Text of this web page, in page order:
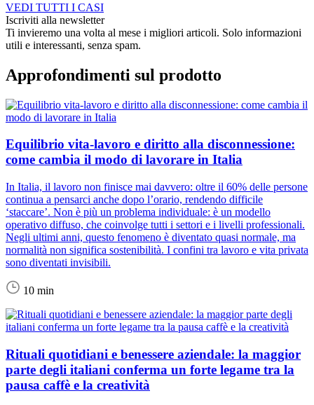
VEDI TUTTI I CASI
Iscriviti alla newsletter
Ti invieremo una volta al mese i migliori articoli. Solo informazioni
utili e interessanti, senza spam.
Approfondimenti sul prodotto
Equilibrio vita-lavoro e diritto alla disconnessione:
come cambia il modo di lavorare in Italia
In Italia, il lavoro non finisce mai davvero: oltre il 60% delle persone
continua a pensarci anche dopo l’orario, rendendo difficile
‘staccare’. Non è più un problema individuale: è un modello
operativo diffuso, che coinvolge tutti i settori e i livelli professionali.
Negli ultimi anni, questo fenomeno è diventato quasi normale, ma
normalità non significa sostenibilità. I confini tra lavoro e vita privata
sono diventati invisibili.
10 min
Rituali quotidiani e benessere aziendale: la maggior
parte degli italiani conferma un forte legame tra la
pausa caffè e la creatività